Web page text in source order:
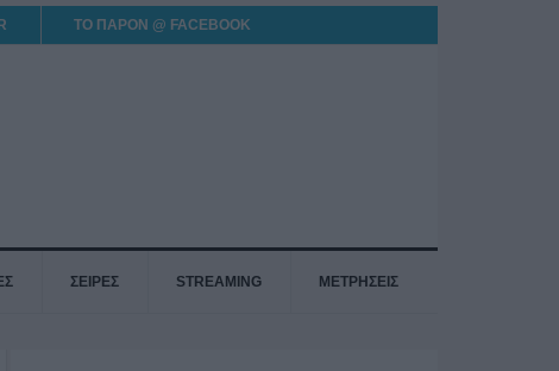
ΤΟ ΠΑΡΟΝ @ FACEBOOK
ΣΕΙΡΕΣ STREAMING ΜΕΤΡΗΣΕΙΣ